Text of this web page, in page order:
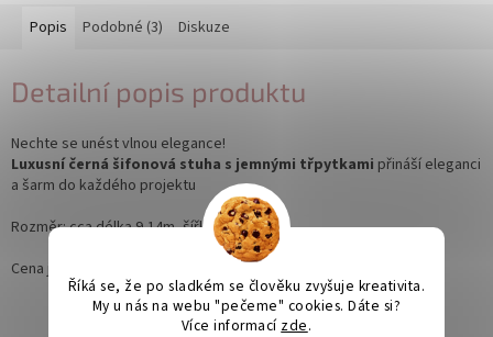
Říká se, že po sladkém se člověku zvyšuje kreativita.
My u nás na webu "pečeme" cookies. Dáte si?
Více informací zde.
Popis Podobné (3) Diskuze
Detailní popis produktu
Nechte se unést vlnou elegance!
Luxusní černá šifonová stuha s jemnými třpytkami přináší eleganci
a šarm do každého projektu
Rozměr: cca délka 9,14m, šířka 4,5m
Cena je uvedená za jeden kus